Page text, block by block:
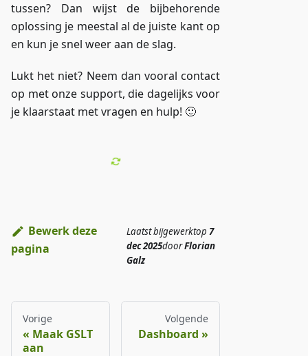
tussen? Dan wijst de bijbehorende
oplossing je meestal al de juiste kant op
en kun je snel weer aan de slag.
Lukt het niet? Neem dan vooral contact
op met onze support, die dagelijks voor
je klaarstaat met vragen en hulp! 🙂
Bewerk deze
pagina
Laatst bijgewerktop 7
dec 2025doorFlorian
Galz
Vorige
Maak GSLT
aan
Volgende
Dashboard